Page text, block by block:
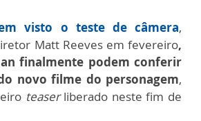
visto o teste de câmera,
Matt Reeves em fevereiro,
finalmente podem conferir
novo filme do personagem,
teaserliberado neste fim de